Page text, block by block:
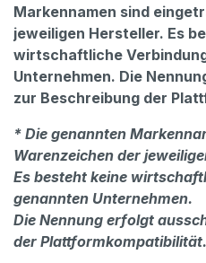
Markennamen sind
jeweiligen Hersteller. Es
wirtschaftliche
Unternehmen. Die
zur Beschreibung der
* Die genannten
Warenzeichen der
Es besteht keine
genannten Unternehmen.
Die Nennung erfolgt
der Plattformkompatibilität.